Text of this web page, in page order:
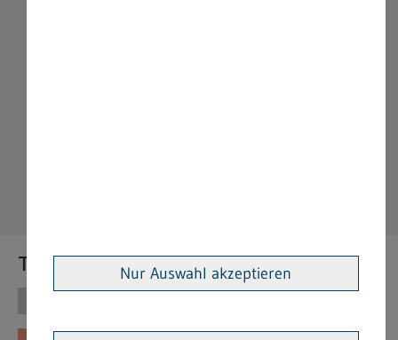
Nur Auswahl akzeptieren
Themen